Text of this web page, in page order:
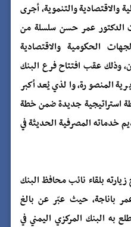
والاقتصادية والتنموية، أجرى
الدكتور عمر حسن سلسلة من
الحكومية والاقتصادية
وذلك عقب افتتاح فرع البنك
المنصورة، والذي يُعد أكبر
استراتيجية جديدة ضمن خطة
خدماته المصرفية الحديثة في
بلقاء نائب محافظ البنك
باناجة، حيث عبّر عن بالغ
به البنك المركزي اليمني في